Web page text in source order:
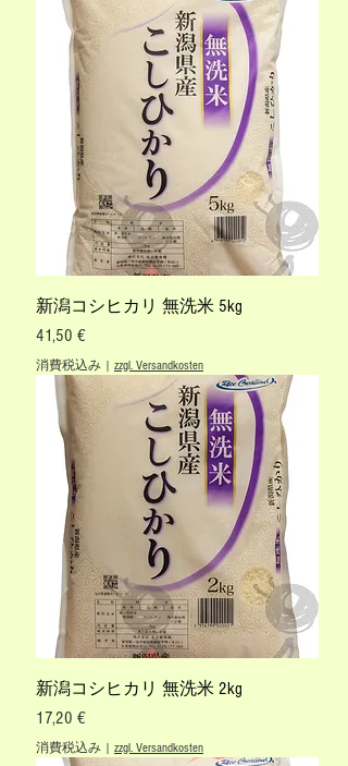
新潟コシヒカリ 無洗米 5kg
価格
41,50 €
消費税込み | zzgl. Versandkosten
新潟コシヒカリ 無洗米 2kg
価格
17,20 €
消費税込み | zzgl. Versandkosten